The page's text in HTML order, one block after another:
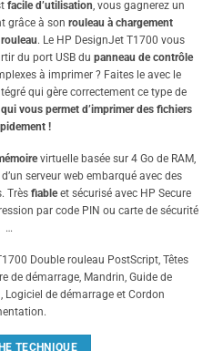
facile d’utilisation, vous gagnerez un
grâce à son rouleau à chargement
. Le HP DesignJet T1700 vous
du port USB du panneau de contrôle
à imprimer ? Faites le avec le
qui gère correctement ce type de
vous permet d’imprimer des fichiers
!
virtuelle basée sur 4 Go de RAM,
serveur web embarqué avec des
Très fiableet sécurisé avec HP Secure
par code PIN ou carte de sécurité
…
Double rouleau PostScript, Têtes
de démarrage, Mandrin, Guide de
Logiciel de démarrage et Cordon
TECHNIQUE